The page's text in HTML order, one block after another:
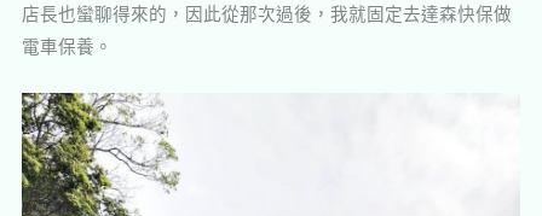
店長也蠻聊得來的，因此從那次過後，我就固定去達森快保做
電車保養。